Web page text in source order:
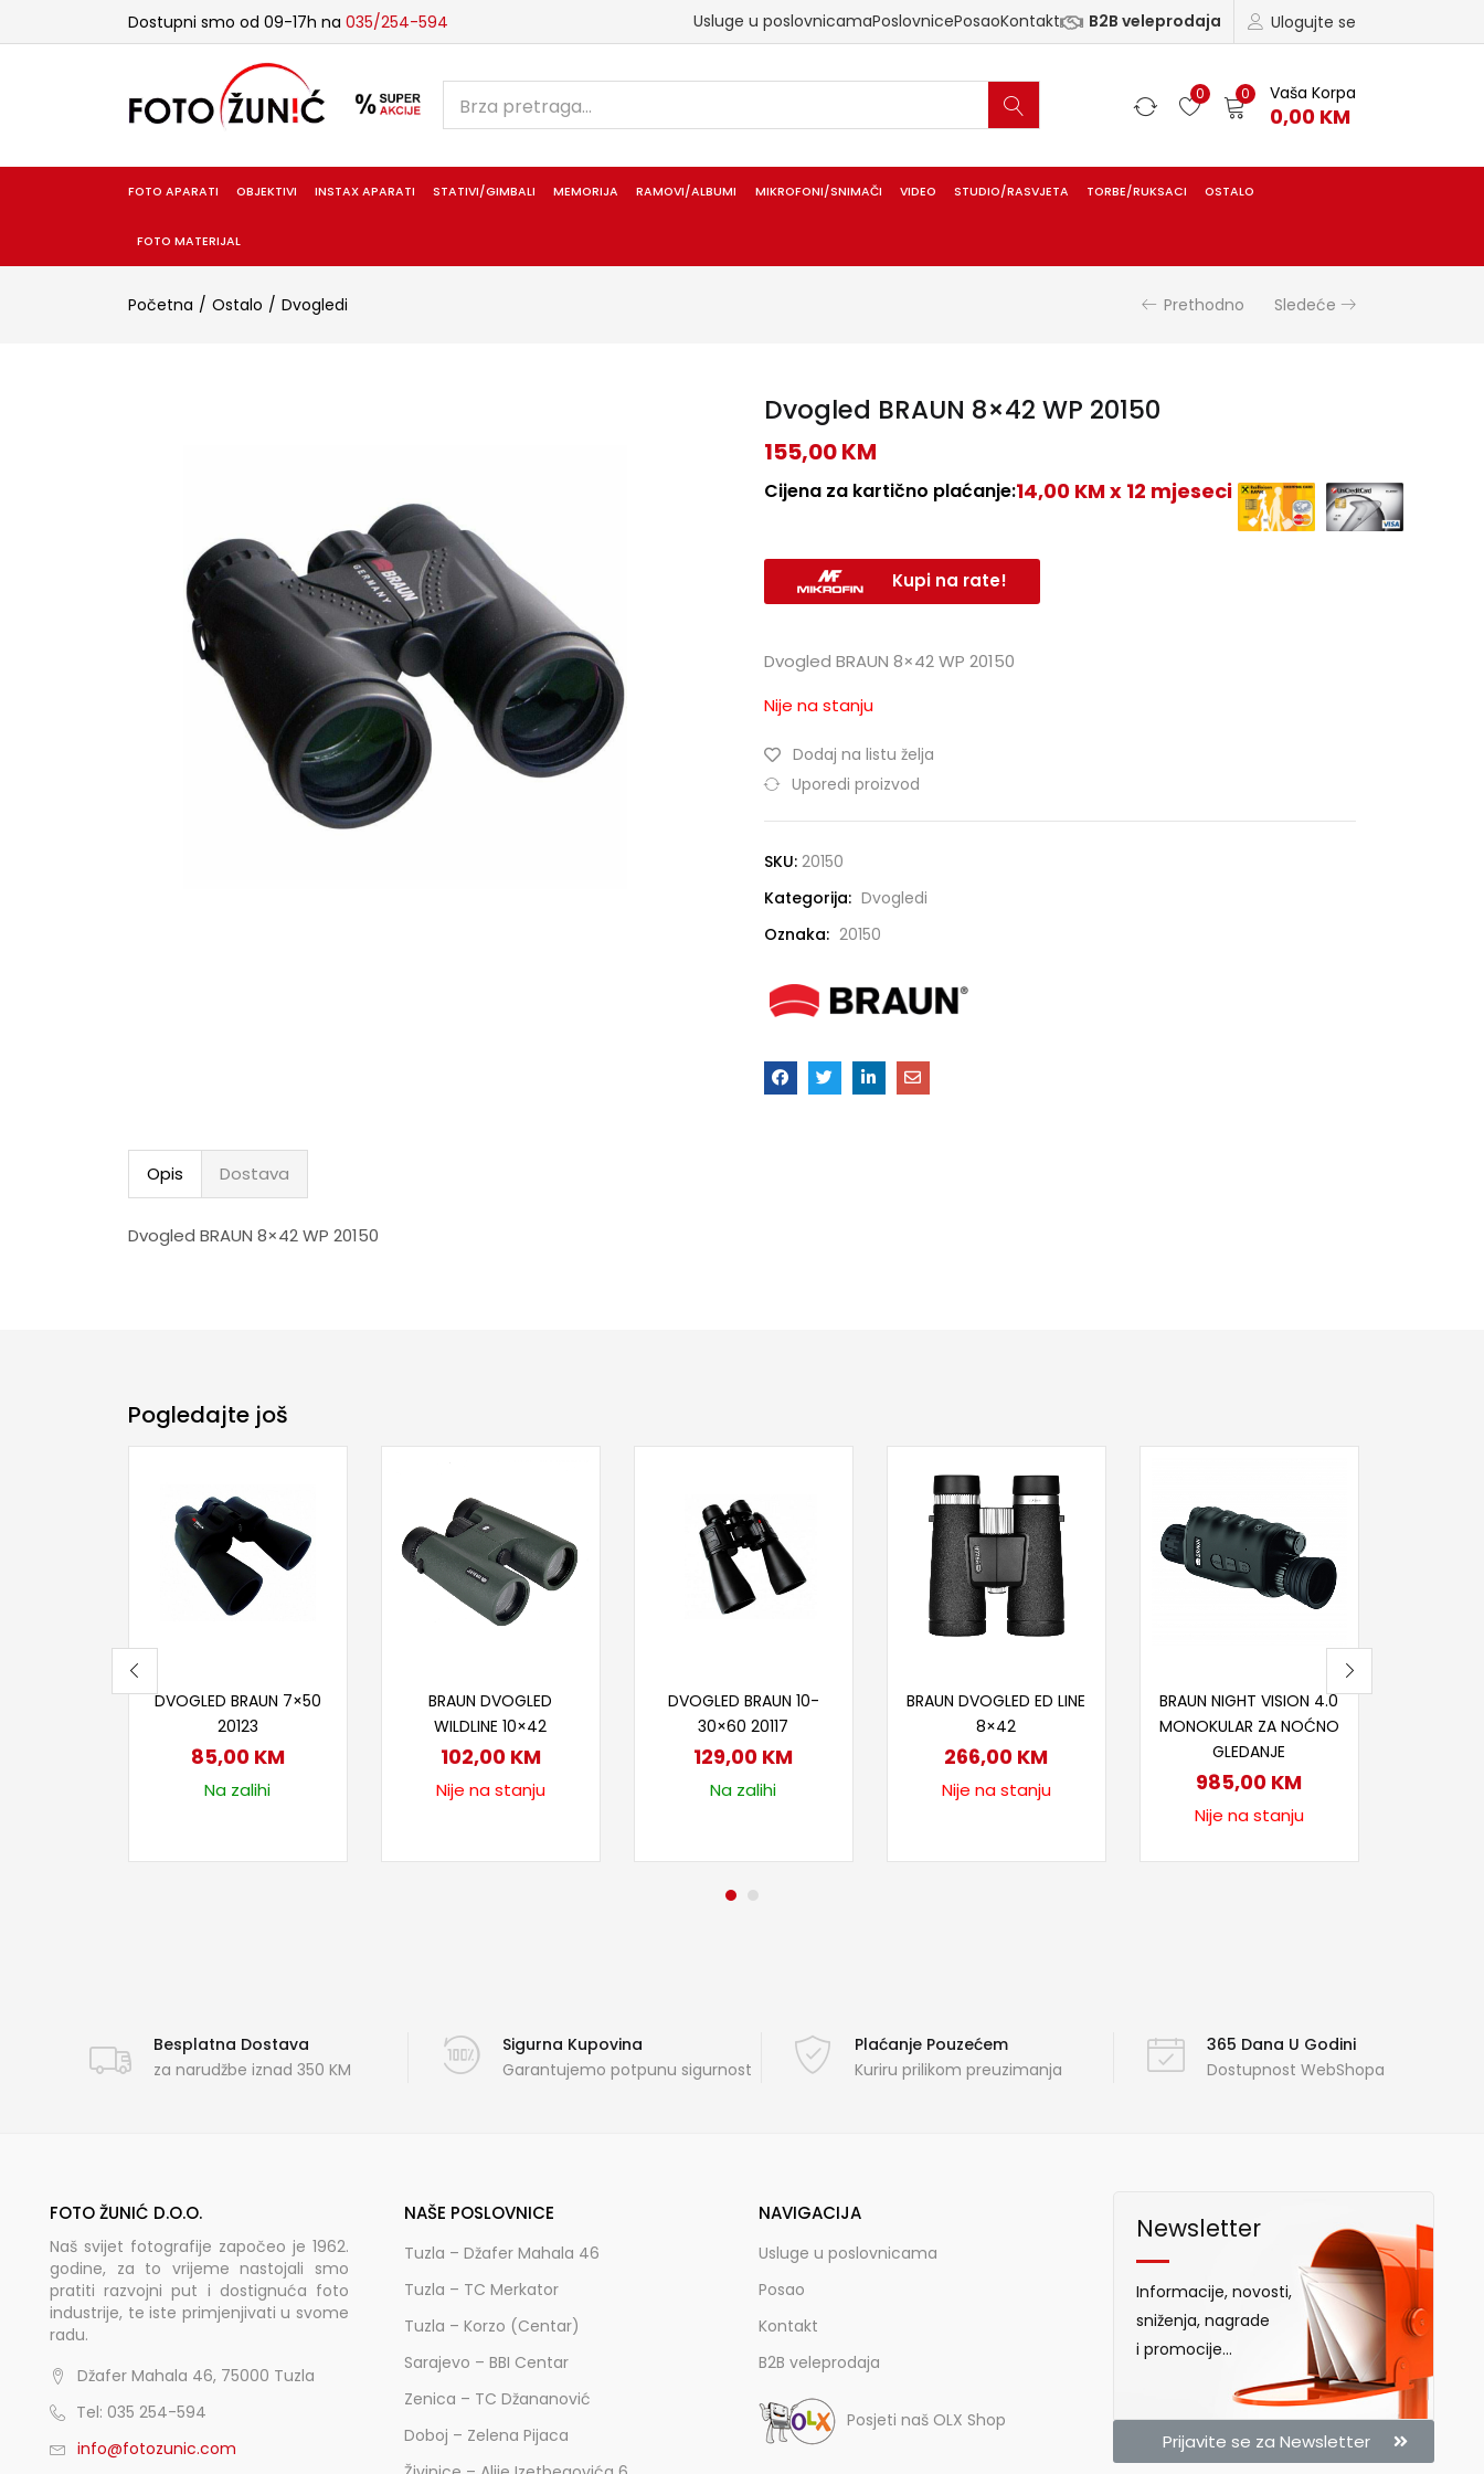
Dostupni smo od 09-17h na 035/254-594 Ulogujte se
Usluge u poslovnicamaPoslovnicePosaoKontakt B2B veleprodaja
0 0 Vaša Korpa
0,00 KM
FOTO APARATI OBJEKTIVI INSTAX APARATI STATIVI/GIMBALI MEMORIJA RAMOVI/ALBUMI MIKROFONI/SNIMAČI VIDEO STUDIO/RASVJETA TORBE/RUKSACI OSTALO
FOTO MATERIJAL
Početna Ostalo Dvogledi Prethodno Sledeće
Dvogled BRAUN 8×42 WP 20150
155,00KM
Cijena za kartično plaćanje:14,00 KM x 12 mjeseci
Kupi na rate!
Dvogled BRAUN 8×42 WP 20150
Nije na stanju
Dodaj na listu želja
Uporedi proizvod
SKU: 20150
Kategorija: Dvogledi
Oznaka: 20150
Opis Dostava
Dvogled BRAUN 8×42 WP 20150
Pogledajte još
DVOGLED BRAUN 7×50
20123
85,00 KM
Na zalihi
BRAUN DVOGLED
WILDLINE 10×42
102,00 KM
Nije na stanju
DVOGLED BRAUN 10-
30×60 20117
129,00 KM
Na zalihi
BRAUN DVOGLED ED LINE
8×42
266,00 KM
Nije na stanju
BRAUN NIGHT VISION 4.0
MONOKULAR ZA NOĆNO
GLEDANJE
985,00 KM
Nije na stanju
Besplatna Dostava
za narudžbe iznad 350 KM
Sigurna Kupovina
Garantujemo potpunu sigurnost
Plaćanje Pouzećem
Kuriru prilikom preuzimanja
365 Dana U Godini
Dostupnost WebShopa
FOTO ŽUNIĆ D.O.O.
Naš svijet fotografije započeo je 1962.
godine, za to vrijeme nastojali smo
pratiti razvojni put i dostignuća foto
industrije, te iste primjenjivati u svome
radu.
Džafer Mahala 46, 75000 Tuzla
Tel: 035 254-594
info@fotozunic.com
NAŠE POSLOVNICE
Tuzla – Džafer Mahala 46
Tuzla – TC Merkator
Tuzla – Korzo (Centar)
Sarajevo – BBI Centar
Zenica – TC Džananović
Doboj – Zelena Pijaca
NAVIGACIJA
Usluge u poslovnicama
Posao
Kontakt
B2B veleprodaja
Posjeti naš OLX Shop
Newsletter
Informacije, novosti,
sniženja, nagrade
i promocije...
Prijavite se za Newsletter